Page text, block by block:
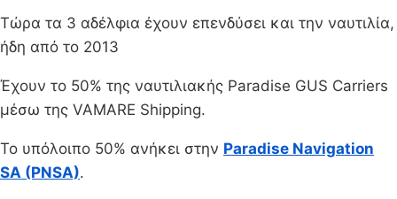
Τώρα τα 3 αδέλφια έχουν επενδύσει και την ναυτιλία,
ήδη από το 2013
Έχουν το 50% της ναυτιλιακής Paradise GUS Carriers
μέσω της VAMARE Shipping.
Το υπόλοιπο 50% ανήκει στην Paradise Navigation
SA (PNSA).